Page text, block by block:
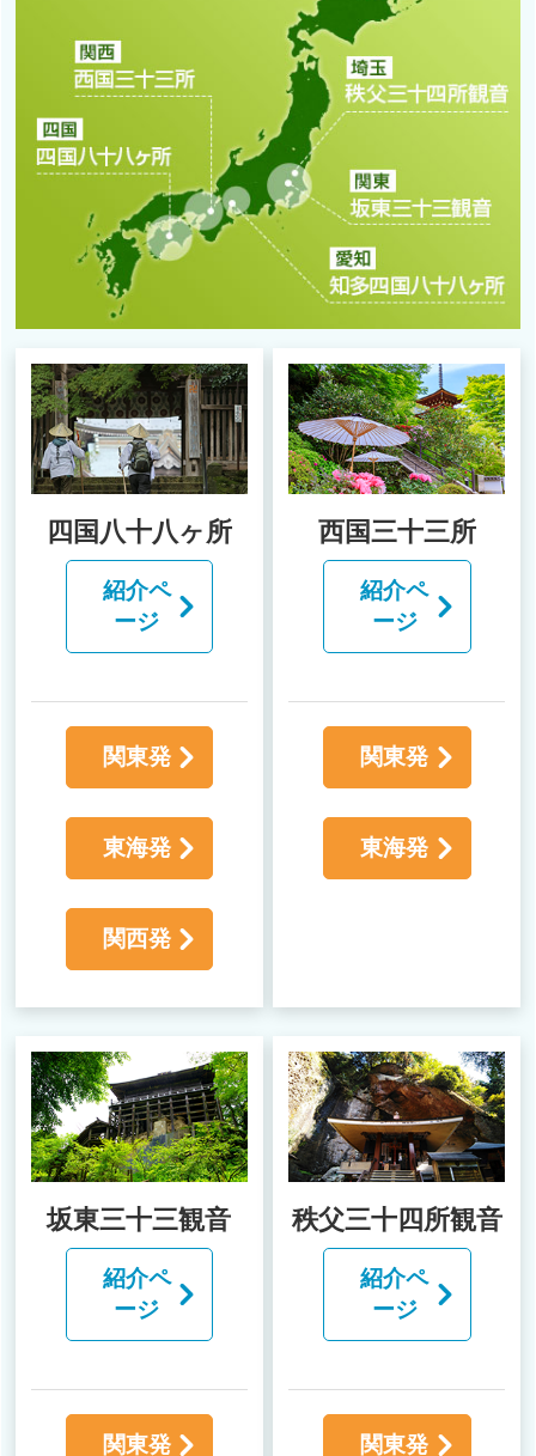
四国八十八ヶ所
紹介ペ
ージ
関東発
東海発
関西発
西国三十三所
紹介ペ
ージ
関東発
東海発
坂東三十三観音
紹介ペ
ージ
関東発
秩父三十四所観音
紹介ペ
ージ
関東発